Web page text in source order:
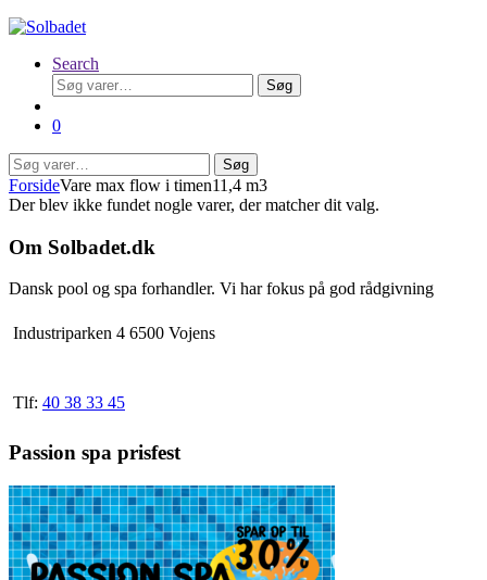
Search
Søg
efter:
Søg
0
Søg
efter:
Søg
ForsideVare max flow i timen11,4 m3
Der blev ikke fundet nogle varer, der matcher dit valg.
Om Solbadet.dk
Dansk pool og spa forhandler. Vi har fokus på god rådgivning
Industriparken 4 6500 Vojens
Tlf: 40 38 33 45
Passion spa prisfest